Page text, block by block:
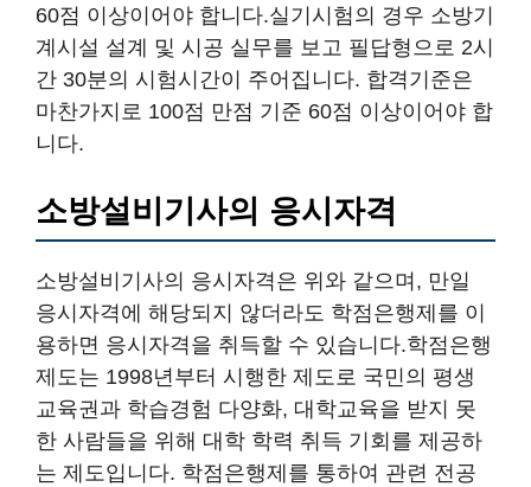
60점 이상이어야 합니다.실기시험의 경우 소방기
계시설 설계 및 시공 실무를 보고 필답형으로 2시
간 30분의 시험시간이 주어집니다. 합격기준은
마찬가지로 100점 만점 기준 60점 이상이어야 합
니다.
소방설비기사의 응시자격
소방설비기사의 응시자격은 위와 같으며, 만일
응시자격에 해당되지 않더라도 학점은행제를 이
용하면 응시자격을 취득할 수 있습니다.학점은행
제도는 1998년부터 시행한 제도로 국민의 평생
교육권과 학습경험 다양화, 대학교육을 받지 못
한 사람들을 위해 대학 학력 취득 기회를 제공하
는 제도입니다. 학점은행제를 통하여 관련 전공